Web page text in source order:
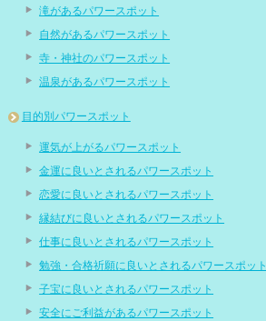
滝があるパワースポット
自然があるパワースポット
寺・神社のパワースポット
温泉があるパワースポット
目的別パワースポット
運気が上がるパワースポット
金運に良いとされるパワースポット
恋愛に良いとされるパワースポット
縁結びに良いとされるパワースポット
仕事に良いとされるパワースポット
勉強・合格祈願に良いとされるパワースポット
子宝に良いとされるパワースポット
安全にご利益があるパワースポット